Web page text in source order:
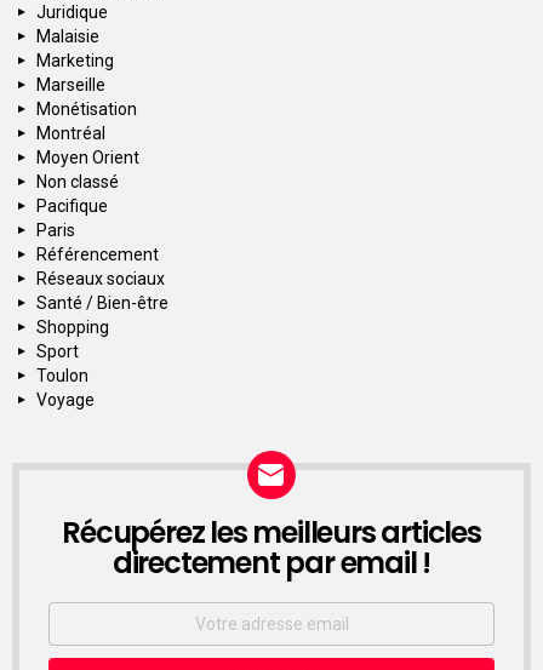
Juridique
Malaisie
Marketing
Marseille
Monétisation
Montréal
Moyen Orient
Non classé
Pacifique
Paris
Référencement
Réseaux sociaux
Santé / Bien-être
Shopping
Sport
Toulon
Voyage
NEWSLETTER
Récupérez les meilleurs articles
directement par email !
Email